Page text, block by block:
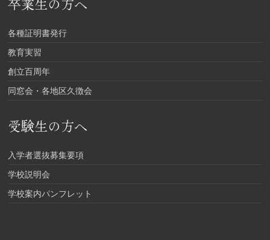
各種証明書発行
教育実習
創立百周年
同窓会・各地区久徴会
受験生の方へ
入学者選抜募集要項
学校説明会
学校案内パンフレット